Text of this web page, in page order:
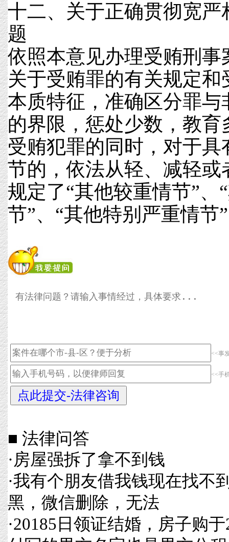
十二、关于正确贯彻宽严
题
依照本意见办理受贿刑事
关于受贿罪的有关规定
本质特征，准确区分罪与
的界限，惩处少数，教
受贿犯罪的同时，对于
节的，依法从轻、减轻或
规定了“其他较重情节”、
节”、“其他特别严重情节
<<事
<<手
■ 法律问答
·房屋强拆了拿不到钱
·我有个朋友借我钱现在找不
黑，微信删除，无法
·20185日领证结婚，房子购